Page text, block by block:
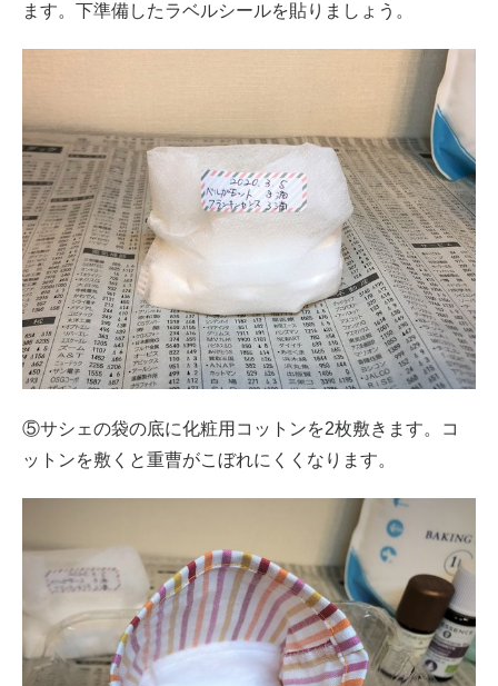
ます。下準備したラベルシールを貼りましょう。
⑤サシェの袋の底に化粧用コットンを2枚敷きます。コ
ットンを敷くと重曹がこぼれにくくなります。